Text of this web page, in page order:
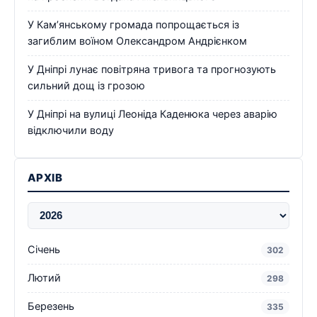
У Кам’янському громада попрощається із
загиблим воїном Олександром Андрієнком
У Дніпрі лунає повітряна тривога та прогнозують
сильний дощ із грозою
У Дніпрі на вулиці Леоніда Каденюка через аварію
відключили воду
АРХІВ
Січень 302
Лютий 298
Березень 335